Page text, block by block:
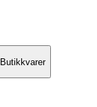
Butikkvarer